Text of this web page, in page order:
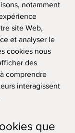
notamment
site Web,
et analyser le
cookies nous
des
comprendre
interagissent
que